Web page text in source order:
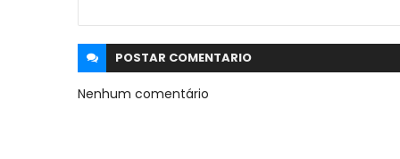
POSTAR COMENTARIO
Nenhum comentário